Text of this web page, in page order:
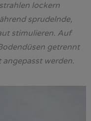
lockern
sprudelnde,
stimulieren. Auf
getrennt
werden.